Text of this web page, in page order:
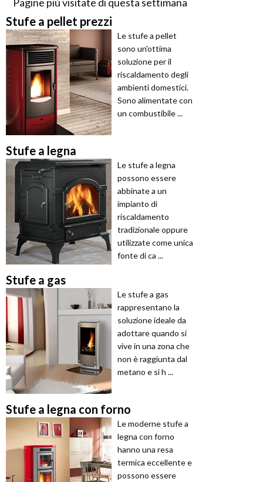
Stufe a pellet prezzi
Le stufe a pellet
sono un'ottima
soluzione per il
riscaldamento degli
ambienti domestici.
Sono alimentate con
un combustibile ...
Stufe a legna
Le stufe a legna
possono essere
abbinate a un
impianto di
riscaldamento
tradizionale oppure
utilizzate come unica
fonte di ca ...
Stufe a gas
Le stufe a gas
rappresentano la
soluzione ideale da
adottare quando si
vive in una zona che
non è raggiunta dal
metano e si h ...
Stufe a legna con forno
Le moderne stufe a
legna con forno
hanno una resa
termica eccellente e
possono essere